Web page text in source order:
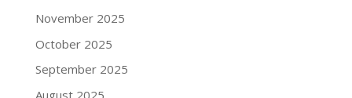
November 2025
October 2025
September 2025
August 2025